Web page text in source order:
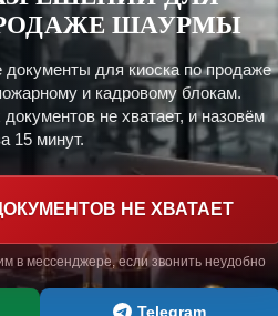
ШАУРМЫ
для киоска по продаже
и кадровому блокам.
не хватает, и назовём
15 минут.
НЕ ХВАТАЕТ
в мессенджере, если звонить неудобно
Telegram